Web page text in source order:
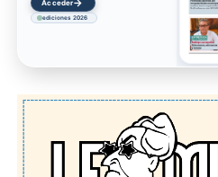
Acceder
ediciones 2026